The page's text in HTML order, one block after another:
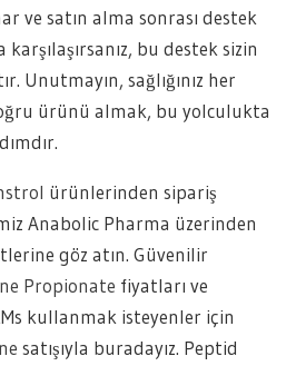
ve satın alma sonrası destek
bu destek sizin
Unutmayın, sağlığınız her
ürünü almak, bu yolculukta
ürünlerinden sipariş
Anabolic Pharma üzerinden
göz atın. Güvenilir
Propionate fiyatları ve
kullanmak isteyenler için
satışıyla buradayız. Peptid